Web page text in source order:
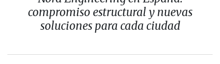
compromiso estructural y nuevas
soluciones para cada ciudad